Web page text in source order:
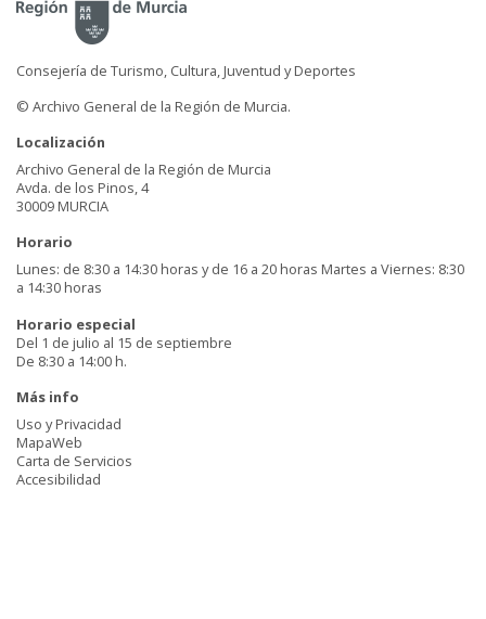
Consejería de Turismo, Cultura, Juventud y Deportes
© Archivo General de la Región de Murcia.
Localización
Archivo General de la Región de Murcia
Avda. de los Pinos, 4
30009 MURCIA
Horario
Lunes: de 8:30 a 14:30 horas y de 16 a 20 horas Martes a Viernes: 8:30
a 14:30 horas
Horario especial
Del 1 de julio al 15 de septiembre
De 8:30 a 14:00 h.
Más info
Uso y Privacidad
MapaWeb
Carta de Servicios
Accesibilidad